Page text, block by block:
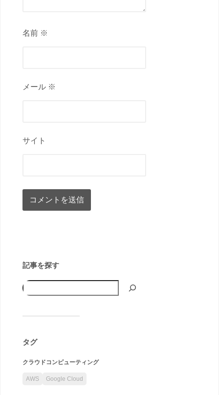
名前 ※
メール ※
サイト
記事を探す
タグ
クラウドコンピューティング
AWS Google Cloud